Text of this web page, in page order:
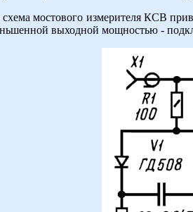
мостового измерителя КСВ
выходной мощностью -